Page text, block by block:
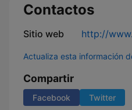
Contactos
Sitio web http://
Actualiza esta información
Compartir
Facebook Twitter